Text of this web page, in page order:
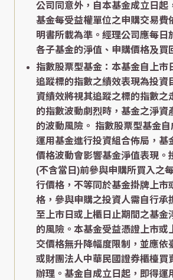
公司同意外，自本基金成立日起
基金每受益權單位之申購交易費
明書所載為準。經理公司應每日
各子基金的淨值、申購價格及買
指數股票型基金：本基金自上市
追蹤標的指數之績效表現為投資
資績效將視其追蹤之標的指數之
的指數波動劇烈時，基金之淨資
的波動風險。 指數股票型基金
運用基金進行投資組合佈局，基
價格波動會影響基金淨值表現。
(不含當日)前參與申購所買入之
行價格，不等同於基金掛牌上市
格，參與申購之投資人需自行承
至上市日或上櫃日止期間之基金
的風險。本基金受益憑證上市或
交價格無升降幅度限制，並應依
或財團法人中華民國證券櫃檯買
辦理。基金自成立日起，即得運